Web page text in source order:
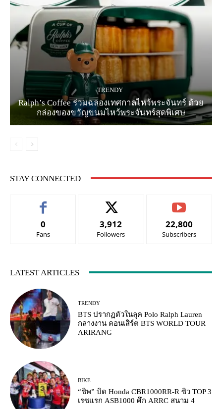
TRENDY
Ralph’s Coffee ร่วมฉลองเทศกาลไหว้พระจันทร์ ด้วย
กล่องของขวัญขนมไหว้พระจันทร์สุดพิเศษ
STAY CONNECTED
0
Fans
3,912
Followers
22,800
Subscribers
LATEST ARTICLES
TRENDY
BTS ปรากฏตัวในลุค Polo Ralph Lauren
กลางงาน คอนเสิร์ต BTS WORLD TOUR
ARIRANG
BIKE
“ชิพ” บิด Honda CBR1000RR-R ซิว TOP 3
เรซแรก ASB1000 ศึก ARRC สนาม 4